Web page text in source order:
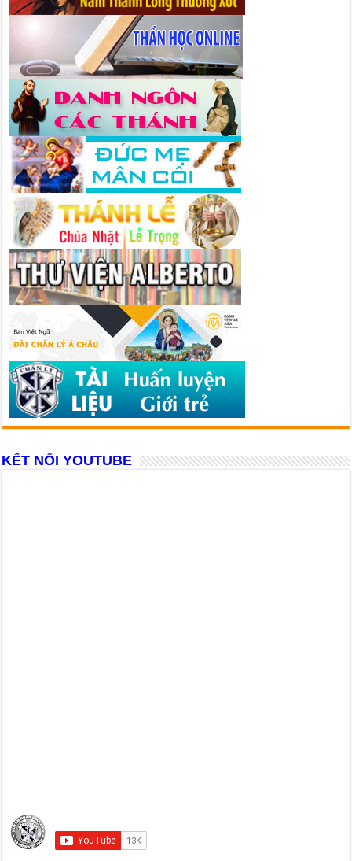
KẾT NỐI YOUTUBE